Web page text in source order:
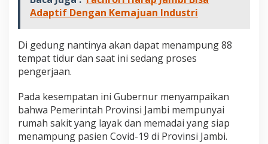
Adaptif Dengan Kemajuan Industri
Di gedung nantinya akan dapat menampung 88
tempat tidur dan saat ini sedang proses
pengerjaan.
Pada kesempatan ini Gubernur menyampaikan
bahwa Pemerintah Provinsi Jambi mempunyai
rumah sakit yang layak dan memadai yang siap
menampung pasien Covid-19 di Provinsi Jambi.